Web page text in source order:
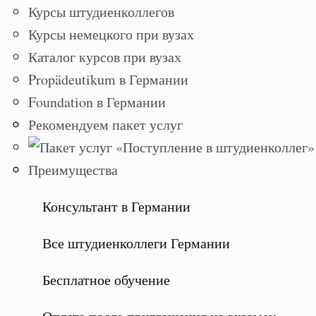
Курсы штудиенколлегов
Курсы немецкого при вузах
Каталог курсов при вузах
Propädeutikum в Германии
Foundation в Германии
Рекомендуем пакет услуг
Преимущества
Консультант в Германии
Все штудиенколлеги Германии
Бесплатное обучение